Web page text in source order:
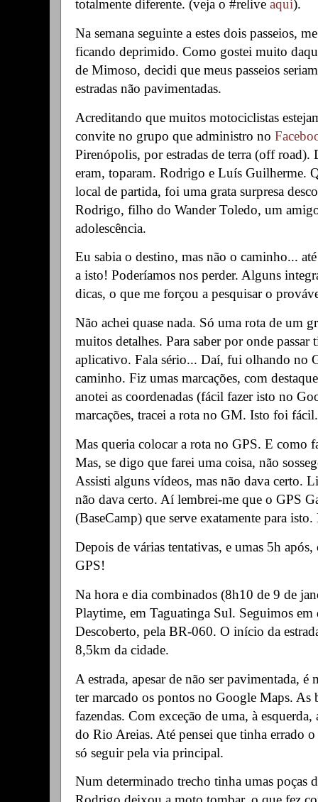
totalmente diferente. (veja o #relive aqui).
Na semana seguinte a estes dois passeios,
ficando deprimido. Como gostei muito
de Mimoso, decidi que meus passeios
estradas não pavimentadas.
Acreditando que muitos motociclistas
convite no grupo que administro no
Pirenópolis, por estradas de terra (off road).
eram, toparam. Rodrigo e Luís Guilherme.
local de partida, foi uma grata surpresa
Rodrigo, filho do Wander Toledo, um
adolescência.
Eu sabia o destino, mas não o caminho...
a isto! Poderíamos nos perder. Alguns
dicas, o que me forçou a pesquisar o
Não achei quase nada. Só uma rota de um
muitos detalhes. Para saber por onde
aplicativo. Fala sério... Daí, fui olhando no
caminho. Fiz umas marcações, com
anotei as coordenadas (fácil fazer isto no
marcações, tracei a rota no GM. Isto foi fácil.
Mas queria colocar a rota no GPS. E como
Mas, se digo que farei uma coisa, não
Assisti alguns vídeos, mas não dava certo.
não dava certo. Aí lembrei-me que o GPS
(BaseCamp) que serve exatamente para
Depois de várias tentativas, e umas 5h
GPS!
Na hora e dia combinados (8h10 de 9 de
Playtime, em Taguatinga Sul. Seguimos
Descoberto, pela BR-060. O início da
8,5km da cidade.
A estrada, apesar de não ser pavimentada,
ter marcado os pontos no Google Maps. As
fazendas. Com exceção de uma, à
do Rio Areias. Até pensei que tinha errado
só seguir pela via principal.
Num determinado trecho tinha umas poças